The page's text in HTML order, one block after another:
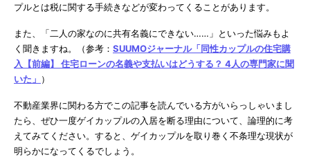
プルとは税に関する手続きなどが変わってくることがあります。
また、「二人の家なのに共有名義にできない……」といった悩みもよ
く聞きますね。（参考： SUUMOジャーナル「同性カップルの住宅購
入【前編】 住宅ローンの名義や支払いはどうする？ 4人の専門家に聞
いた」 ）
不動産業界に関わる方でこの記事を読んでいる方がいらっしゃいまし
たら、ぜひ一度ゲイカップルの入居を断る理由について、論理的に考
えてみてください。すると、ゲイカップルを取り巻く不条理な現状が
明らかになってくるでしょう。